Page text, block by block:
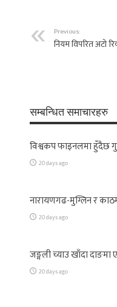
Previous:
नियम विपरित अटो
सम्बन्धित समाचारहरु
विश्वकप फाइनलमा हुँदैछ
20 days ago
नारायणगढ-मुग्लिन र
20 days ago
जङ्गली च्याउ खाँदा
20 days ago